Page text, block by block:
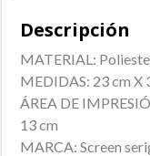
Descripción
MATERIAL:
MEDIDAS: 23 cm X
ÁREA DE
13 cm
MARCA: Screen